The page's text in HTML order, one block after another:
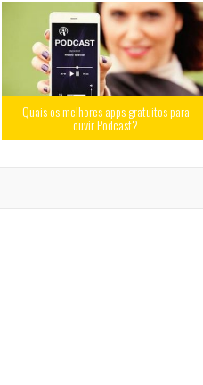
Quais os melhores apps gratuitos para
ouvir Podcast?